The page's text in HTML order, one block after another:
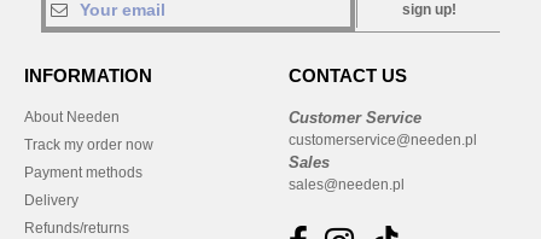
sign up!
INFORMATION
About Needen
Track my order now
Payment methods
Delivery
Refunds/returns
CONTACT US
Customer Service
customerservice@needen.pl
Sales
sales@needen.pl